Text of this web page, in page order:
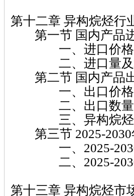
第十二章 异构烷烃行
第一节 国内产品
一、进口价格
二、进口量及
第二节 国内产品
一、出口价格
二、出口数量
三、异构烷烃行
第三节 2025-2030
一、2025-2030
二、2025-2030
第十三章 异构烷烃市